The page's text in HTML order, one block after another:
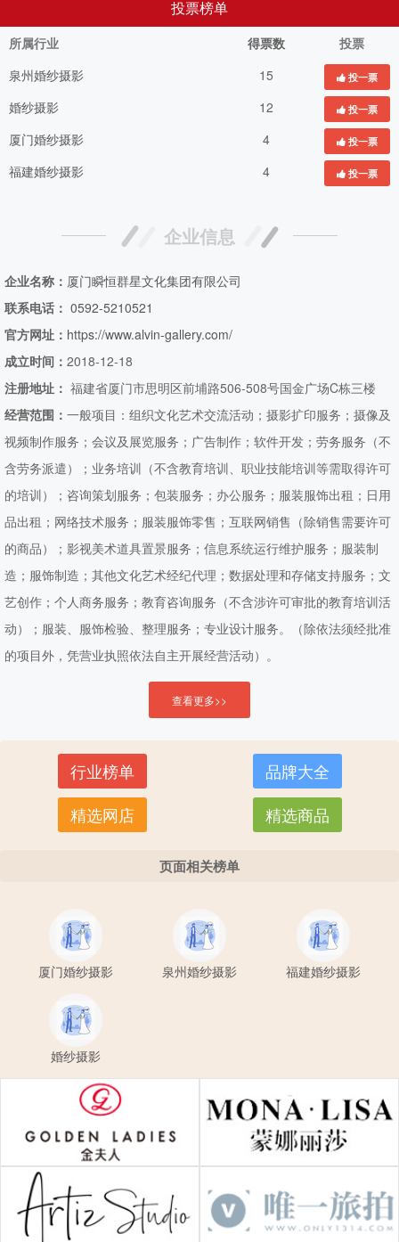
投票榜单
所属行业 得票数
投票
泉州婚纱摄影
15 投一票
婚纱摄影 12 投一票
厦门婚纱摄影 4 投一票
福建婚纱摄影 4 投一票
企业信息
企业名称： 厦门瞬恒群星文化集团有限公司
联系电话： 0592-5210521
官方网址： https://www.alvin-gallery.com/
成立时间： 2018-12-18
注册地址： 福建省厦门市思明区前埔路506-508号国金广场C栋三楼
经营范围： 一般项目：组织文化艺术交流活动；摄影扩印服务；摄像及
视频制作服务；会议及展览服务；广告制作；软件开发；劳务服务（不
含劳务派遣）；业务培训（不含教育培训、职业技能培训等需取得许可
的培训）；咨询策划服务；包装服务；办公服务；服装服饰出租；日用
品出租；网络技术服务；服装服饰零售；互联网销售（除销售需要许可
的商品）；影视美术道具置景服务；信息系统运行维护服务；服装制
造；服饰制造；其他文化艺术经纪代理；数据处理和存储支持服务；文
艺创作；个人商务服务；教育咨询服务（不含涉许可审批的教育培训活
动）；服装、服饰检验、整理服务；专业设计服务。（除依法须经批准
的项目外，凭营业执照依法自主开展经营活动）。
查看更多>>
行业榜单
品牌大全
精选网店
精选商品
页面相关榜单
厦门婚纱摄影 泉州婚纱摄影 福建婚纱摄影
婚纱摄影